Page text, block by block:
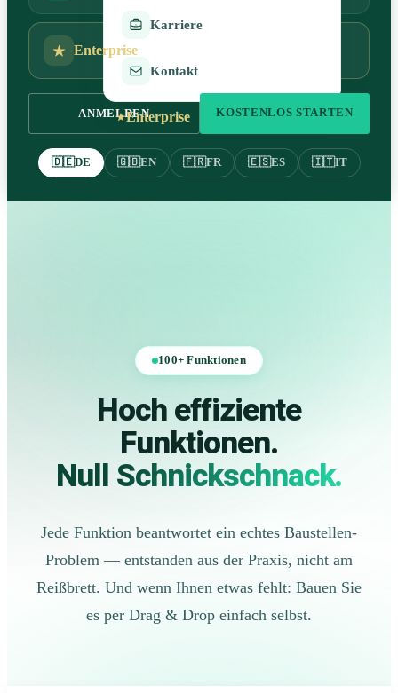
Karriere
Kontakt
Enterprise
Enterprise
ANMELDEN KOSTENLOS STARTEN
🇩🇪DE 🇬🇧EN 🇫🇷FR 🇪🇸ES 🇮🇹IT
100+ Funktionen
Hoch effiziente
Funktionen.
Null Schnickschnack.
Jede Funktion beantwortet ein echtes Baustellen-
Problem — entstanden aus der Praxis, nicht am
Reißbrett. Und wenn Ihnen etwas fehlt: Bauen Sie
es per Drag & Drop einfach selbst.